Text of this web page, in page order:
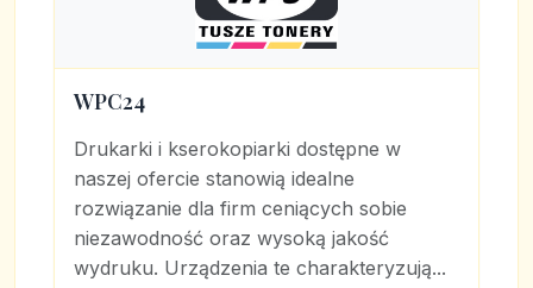
WPC24
Drukarki i kserokopiarki dostępne w
naszej ofercie stanowią idealne
rozwiązanie dla firm ceniących sobie
niezawodność oraz wysoką jakość
wydruku. Urządzenia te charakteryzują...